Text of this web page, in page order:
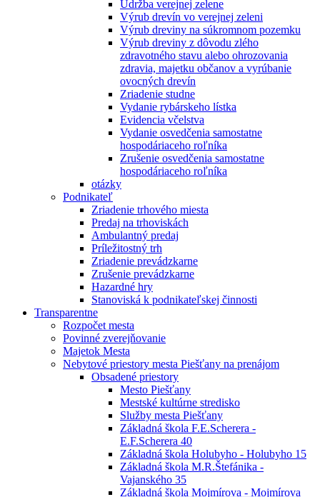
Údržba verejnej zelene
Výrub drevín vo verejnej zeleni
Výrub dreviny na súkromnom pozemku
Výrub dreviny z dôvodu zlého
zdravotného stavu alebo ohrozovania
zdravia, majetku občanov a vyrúbanie
ovocných drevín
Zriadenie studne
Vydanie rybárskeho lístka
Evidencia včelstva
Vydanie osvedčenia samostatne
hospodáriaceho roľníka
Zrušenie osvedčenia samostatne
hospodáriaceho roľníka
otázky
Podnikateľ
Zriadenie trhového miesta
Predaj na trhoviskách
Ambulantný predaj
Príležitostný trh
Zriadenie prevádzkarne
Zrušenie prevádzkarne
Hazardné hry
Stanoviská k podnikateľskej činnosti
Transparentne
Rozpočet mesta
Povinné zverejňovanie
Majetok Mesta
Nebytové priestory mesta Piešťany na prenájom
Obsadené priestory
Mesto Piešťany
Mestské kultúrne stredisko
Služby mesta Piešťany
Základná škola F.E.Scherera -
E.F.Scherera 40
Základná škola Holubyho - Holubyho 15
Základná škola M.R.Štefánika -
Vajanského 35
Základná škola Mojmírova - Mojmírova